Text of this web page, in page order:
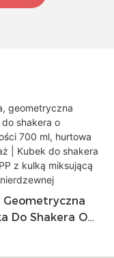
Geometryczna
Do Shakera O